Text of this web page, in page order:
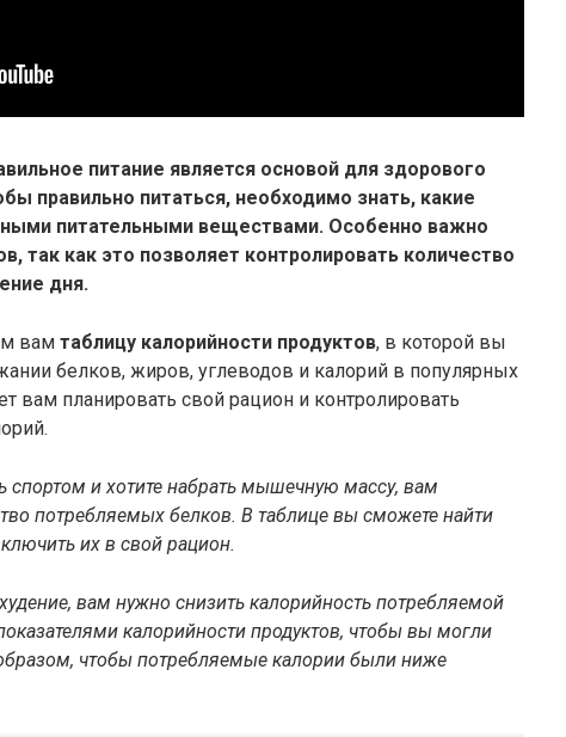
питание является основой для здорового
правильно питаться, необходимо знать, какие
питательными веществами. Особенно важно
так как это позволяет контролировать количество
дня.
вам таблицу калорийности продуктов, в которой вы
белков, жиров, углеводов и калорий в популярных
вам планировать свой рацион и контролировать
спортом и хотите набрать мышечную массу, вам
потребляемых белков. В таблице вы сможете найти
их в свой рацион.
вам нужно снизить калорийность потребляемой
калорийности продуктов, чтобы вы могли
чтобы потребляемые калории были ниже